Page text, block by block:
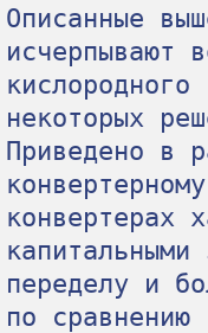
Описанные
исчерпывают
некоторых
Приведено в
конвертерах
переделу и
по сравнению